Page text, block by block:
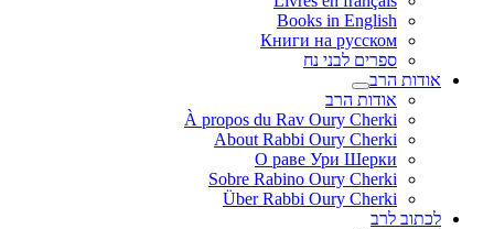
Books in English
Книги на русском
ספרים לבני נח
אודות הרב
אודות הרב
À propos du Rav Oury Cherki
About Rabbi Oury Cherki
О раве Ури Шерки
Sobre Rabino Oury Cherki
Über Rabbi Oury Cherki
לכתוב לרב